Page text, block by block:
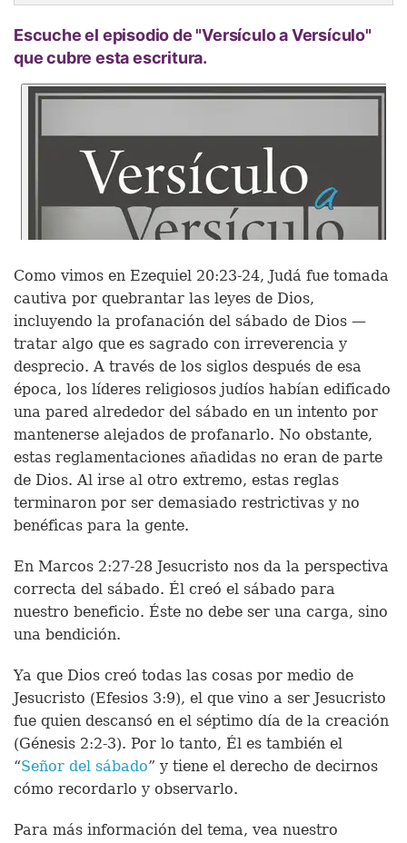
Escuche el episodio de "Versículo a Versículo"
que cubre esta escritura.
Como vimos en Ezequiel 20:23-24, Judá fue tomada
cautiva por quebrantar las leyes de Dios,
incluyendo la profanación del sábado de Dios —
tratar algo que es sagrado con irreverencia y
desprecio. A través de los siglos después de esa
época, los líderes religiosos judíos habían edificado
una pared alrededor del sábado en un intento por
mantenerse alejados de profanarlo. No obstante,
estas reglamentaciones añadidas no eran de parte
de Dios. Al irse al otro extremo, estas reglas
terminaron por ser demasiado restrictivas y no
benéficas para la gente.
En Marcos 2:27-28 Jesucristo nos da la perspectiva
correcta del sábado. Él creó el sábado para
nuestro beneficio. Éste no debe ser una carga, sino
una bendición.
Ya que Dios creó todas las cosas por medio de
Jesucristo (Efesios 3:9), el que vino a ser Jesucristo
fue quien descansó en el séptimo día de la creación
(Génesis 2:2-3). Por lo tanto, Él es también el
“Señor del sábado” y tiene el derecho de decirnos
cómo recordarlo y observarlo.
Para más información del tema, vea nuestro